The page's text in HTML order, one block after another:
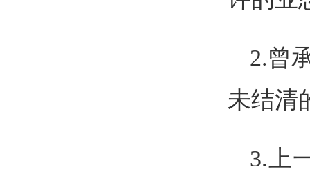
2.曾
未结清
3.上